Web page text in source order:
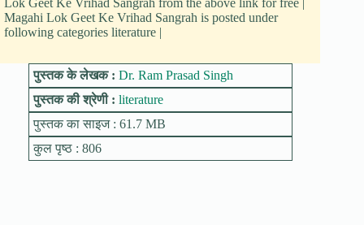
Lok Geet Ke Vrihad Sangrah from the above link for free |
Magahi Lok Geet Ke Vrihad Sangrah is posted under
following categories literature |
पुस्तक के लेखक : Dr. Ram Prasad Singh
पुस्तक की श्रेणी : literature
पुस्तक का साइज : 61.7 MB
कुल पृष्ठ : 806